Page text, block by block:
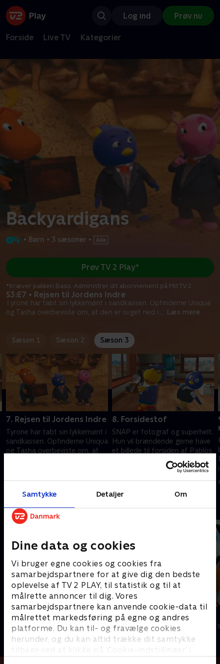
Samtykke Detaljer Om
Dine data og cookies
Vi bruger egne cookies og cookies fra
samarbejdspartnere for at give dig den bedste
oplevelse af TV 2 PLAY, til statistik og til at
målrette annoncer til dig. Vores
samarbejdspartnere kan anvende cookie-data til
målrettet markedsføring på egne og andres
platforme. Du kan til- og fravælge cookies
herunder, og du kan altid trække dit samtykke
tilbage ved at klikke på ’Cookie-indstillinger’ i
Log ind Prøv nu
Forside Live TV Kategorier
Backyardigans
• Børn • 3 sæsoner •
S3:E7 • Rejsen til Jordens Indre
Tyrone har tabt sin lykkemønt i sandkassen. Opfinderne Uniqua
og Tasha overbeviste om, at den er suget ned i... Læs mere
Prøv TV 2 Play*
*Kræver pakken Basis. Administrer dit abonnement på Mit TV 2.
Sæson 1 Sæson 2 Sæson 3
7. Rejsen til Jordens Indre
Tyrone har tabt sin lykkemønt i
sandkassen. Opfinderne Uniqua
og Tasha overbeviste om, at
8. Forsidestof
SNAP er fotograf og superhelt.
Hun vil brændende gerne have
et billede til forsiden af Pablos
avis, men der opstår pludselig
tumult i byen og SNAP må
6. februar 2021 • 23 min
Andre så også
Brandmand Sam
Børneserier • 1 sæsoner
Bing
Børneserier • 4